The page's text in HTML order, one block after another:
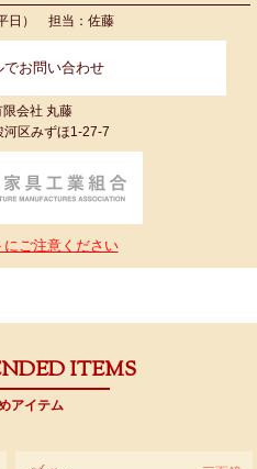
日） 担当：佐藤
でお問い合わせ
会社 丸藤
河区みずほ1-27-7
ご注意ください
ITEMS
アイテム